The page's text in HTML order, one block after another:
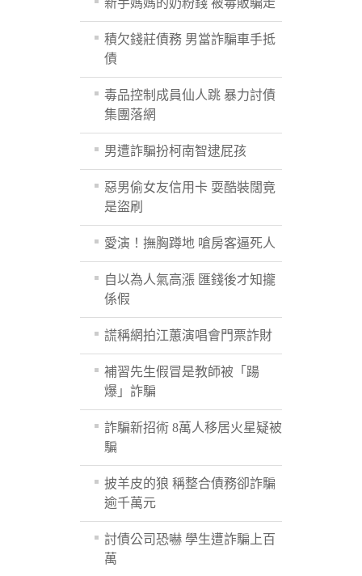
新手媽媽的奶粉錢 被毒販騙走
積欠錢莊債務 男當詐騙車手抵
債
毒品控制成員仙人跳 暴力討債
集團落網
男遭詐騙扮柯南智逮屁孩
惡男偷女友信用卡 耍酷裝闊竟
是盜刷
愛演！撫胸蹲地 嗆房客逼死人
自以為人氣高漲 匯錢後才知攏
係假
謊稱網拍江蕙演唱會門票詐財
補習先生假冒是教師被「踼
爆」詐騙
詐騙新招術 8萬人移居火星疑被
騙
披羊皮的狼 稱整合債務卻詐騙
逾千萬元
討債公司恐嚇 學生遭詐騙上百
萬